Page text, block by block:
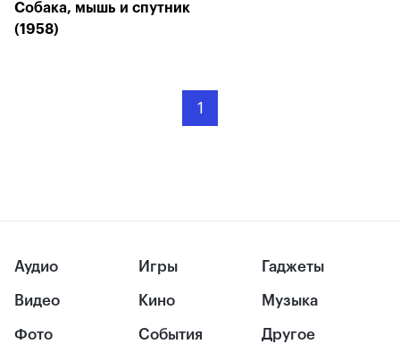
Собака, мышь и спутник
(1958)
1
Аудио
Видео
Фото
Игры
Кино
События
Гаджеты
Музыка
Другое